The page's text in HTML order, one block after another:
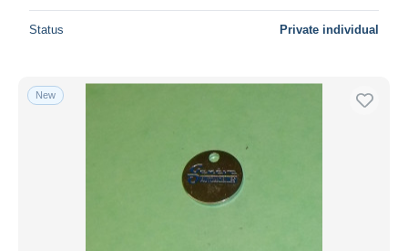
Status Private individual
New